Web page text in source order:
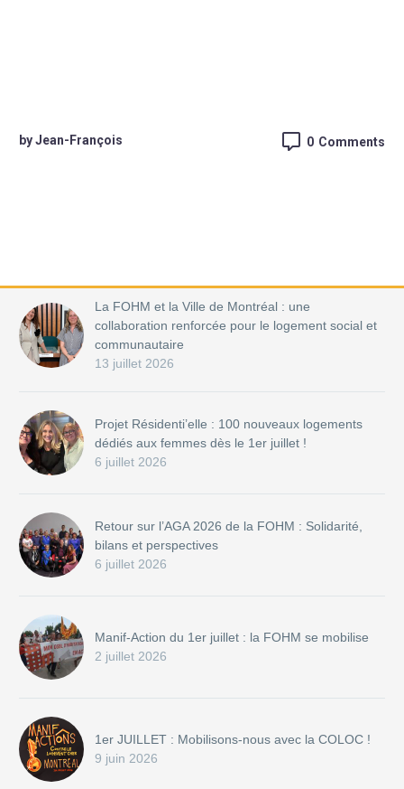
by Jean-François 0 Comments
La FOHM et la Ville de Montréal : une
collaboration renforcée pour le logement social et
communautaire
13 juillet 2026
Projet Résidenti’elle : 100 nouveaux logements
dédiés aux femmes dès le 1er juillet !
6 juillet 2026
Retour sur l’AGA 2026 de la FOHM : Solidarité,
bilans et perspectives
6 juillet 2026
Manif-Action du 1er juillet : la FOHM se mobilise
2 juillet 2026
1er JUILLET : Mobilisons-nous avec la COLOC !
9 juin 2026